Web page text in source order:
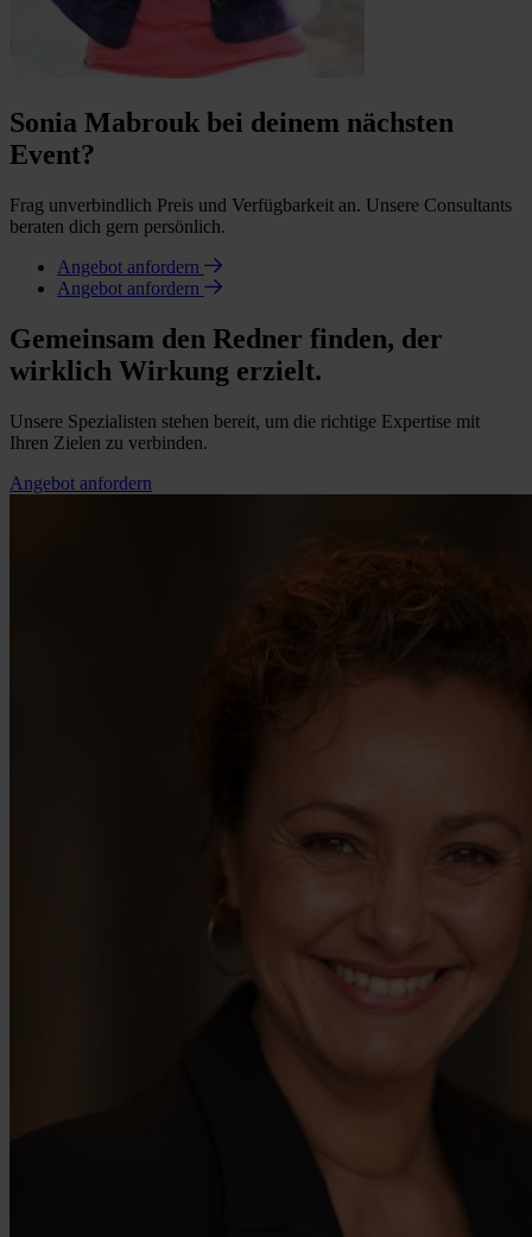
Sonia Mabrouk bei deinem nächsten
Event?
Frag unverbindlich Preis und Verfügbarkeit an. Unsere Consultants
beraten dich gern persönlich.
Angebot anfordern
Angebot anfordern
Gemeinsam den Redner finden, der
wirklich Wirkung erzielt.
Unsere Spezialisten stehen bereit, um die richtige Expertise mit
Ihren Zielen zu verbinden.
Angebot anfordern